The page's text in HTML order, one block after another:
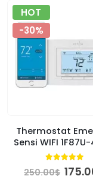
HOT
-30%
Thermostat
Sensi WIFI
out
250.00$ Le